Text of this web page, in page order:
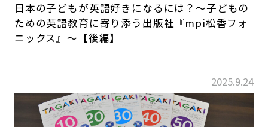
日本の子どもが英語好きになるには？～子どもの
ための英語教育に寄り添う出版社『mpi松香フォ
ニックス』～【後編】
2025.9.24